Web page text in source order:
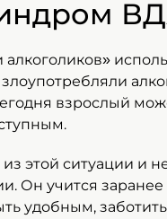
взрослый
этой ситуации и
Он учится заранее
удобным,